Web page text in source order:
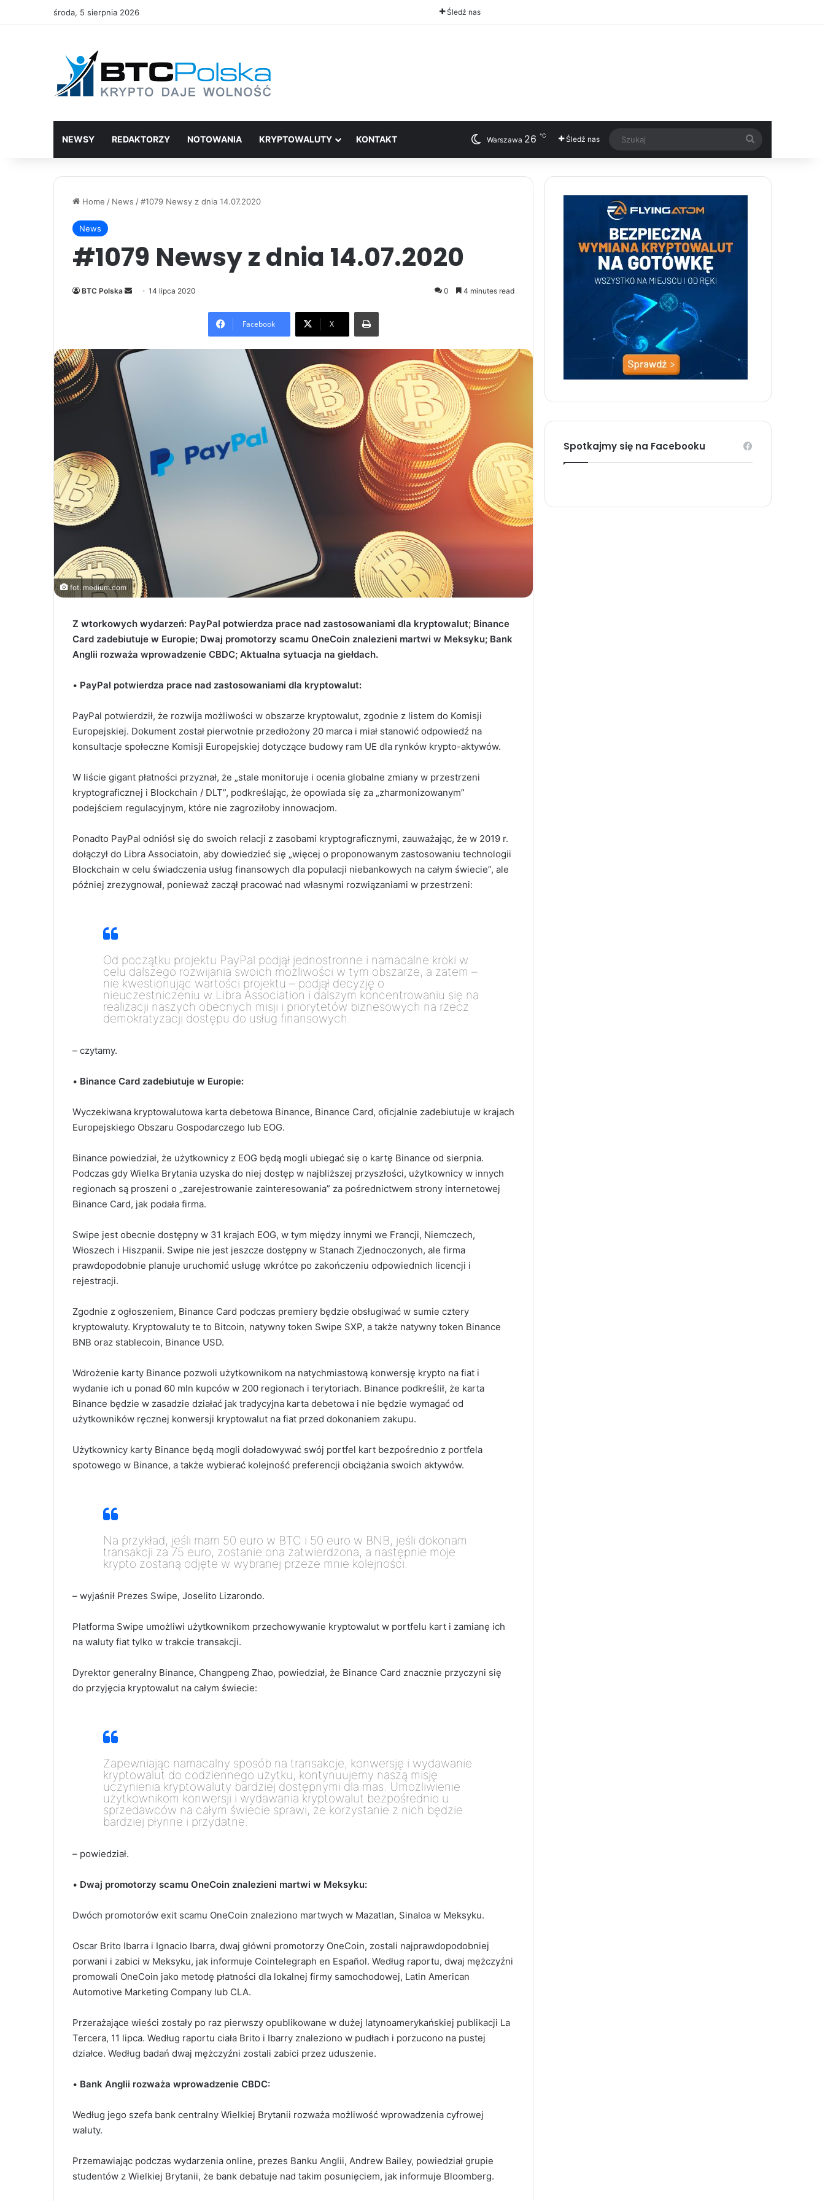
środa, 5 sierpnia 2026 Śledź nas
NEWSY REDAKTORZY NOTOWANIA KRYPTOWALUTY KONTAKT Warszawa 26 ℃ Śledź nas
Home / News /#1079 Newsy z dnia 14.07.2020
News
#1079 Newsy z dnia 14.07.2020
BTC Polska
Send14 lipca 2020 0 4 minutes read
Facebook X
Print
fot. medium.com
Z wtorkowych wydarzeń: PayPal potwierdza prace nad zastosowaniami dla kryptowalut; Binance
Card zadebiutuje w Europie; Dwaj promotorzy scamu OneCoin znalezieni martwi w Meksyku; Bank
Anglii rozważa wprowadzenie CBDC; Aktualna sytuacja na giełdach.
• PayPal potwierdza prace nad zastosowaniami dla kryptowalut:
PayPal potwierdził, że rozwija możliwości w obszarze kryptowalut, zgodnie z listem do Komisji
Europejskiej. Dokument został pierwotnie przedłożony 20 marca i miał stanowić odpowiedź na
konsultacje społeczne Komisji Europejskiej dotyczące budowy ram UE dla rynków krypto-aktywów.
W liście gigant płatności przyznał, że „stale monitoruje i ocenia globalne zmiany w przestrzeni
kryptograficznej i Blockchain / DLT”, podkreślając, że opowiada się za „zharmonizowanym”
podejściem regulacyjnym, które nie zagroziłoby innowacjom.
Ponadto PayPal odniósł się do swoich relacji z zasobami kryptograficznymi, zauważając, że w 2019 r.
dołączył do Libra Associatoin, aby dowiedzieć się „więcej o proponowanym zastosowaniu technologii
Blockchain w celu świadczenia usług finansowych dla populacji niebankowych na całym świecie”, ale
później zrezygnował, ponieważ zaczął pracować nad własnymi rozwiązaniami w przestrzeni:
Od początku projektu PayPal podjął jednostronne i namacalne kroki w
celu dalszego rozwijania swoich możliwości w tym obszarze, a zatem –
nie kwestionując wartości projektu – podjął decyzję o
nieuczestniczeniu w Libra Association i dalszym koncentrowaniu się na
realizacji naszych obecnych misji i priorytetów biznesowych na rzecz
demokratyzacji dostępu do usług finansowych.
– czytamy.
• Binance Card zadebiutuje w Europie:
Wyczekiwana kryptowalutowa karta debetowa Binance, Binance Card, oficjalnie zadebiutuje w krajach
Europejskiego Obszaru Gospodarczego lub EOG.
Binance powiedział, że użytkownicy z EOG będą mogli ubiegać się o kartę Binance od sierpnia.
Podczas gdy Wielka Brytania uzyska do niej dostęp w najbliższej przyszłości, użytkownicy w innych
regionach są proszeni o „zarejestrowanie zainteresowania” za pośrednictwem strony internetowej
Binance Card, jak podała firma.
Swipe jest obecnie dostępny w 31 krajach EOG, w tym między innymi we Francji, Niemczech,
Włoszech i Hiszpanii. Swipe nie jest jeszcze dostępny w Stanach Zjednoczonych, ale firma
prawdopodobnie planuje uruchomić usługę wkrótce po zakończeniu odpowiednich licencji i
rejestracji.
Zgodnie z ogłoszeniem, Binance Card podczas premiery będzie obsługiwać w sumie cztery
kryptowaluty. Kryptowaluty te to Bitcoin, natywny token Swipe SXP, a także natywny token Binance
BNB oraz stablecoin, Binance USD.
Wdrożenie karty Binance pozwoli użytkownikom na natychmiastową konwersję krypto na fiat i
wydanie ich u ponad 60 mln kupców w 200 regionach i terytoriach. Binance podkreślił, że karta
Binance będzie w zasadzie działać jak tradycyjna karta debetowa i nie będzie wymagać od
użytkowników ręcznej konwersji kryptowalut na fiat przed dokonaniem zakupu.
Użytkownicy karty Binance będą mogli doładowywać swój portfel kart bezpośrednio z portfela
spotowego w Binance, a także wybierać kolejność preferencji obciążania swoich aktywów.
Na przykład, jeśli mam 50 euro w BTC i 50 euro w BNB, jeśli dokonam
transakcji za 75 euro, zostanie ona zatwierdzona, a następnie moje
krypto zostaną odjęte w wybranej przeze mnie kolejności.
– wyjaśnił Prezes Swipe, Joselito Lizarondo.
Platforma Swipe umożliwi użytkownikom przechowywanie kryptowalut w portfelu kart i zamianę ich
na waluty fiat tylko w trakcie transakcji.
Dyrektor generalny Binance, Changpeng Zhao, powiedział, że Binance Card znacznie przyczyni się
do przyjęcia kryptowalut na całym świecie:
Zapewniając namacalny sposób na transakcje, konwersję i wydawanie
kryptowalut do codziennego użytku, kontynuujemy naszą misję
uczynienia kryptowaluty bardziej dostępnymi dla mas. Umożliwienie
użytkownikom konwersji i wydawania kryptowalut bezpośrednio u
sprzedawców na całym świecie sprawi, że korzystanie z nich będzie
bardziej płynne i przydatne.
– powiedział.
• Dwaj promotorzy scamu OneCoin znalezieni martwi w Meksyku:
Dwóch promotorów exit scamu OneCoin znaleziono martwych w Mazatlan, Sinaloa w Meksyku.
Oscar Brito Ibarra i Ignacio Ibarra, dwaj główni promotorzy OneCoin, zostali najprawdopodobniej
porwani i zabici w Meksyku, jak informuje Cointelegraph en Español. Według raportu, dwaj mężczyźni
promowali OneCoin jako metodę płatności dla lokalnej firmy samochodowej, Latin American
Automotive Marketing Company lub CLA.
Przerażające wieści zostały po raz pierwszy opublikowane w dużej latynoamerykańskiej publikacji La
Tercera, 11 lipca. Według raportu ciała Brito i Ibarry znaleziono w pudłach i porzucono na pustej
działce. Według badań dwaj mężczyźni zostali zabici przez uduszenie.
• Bank Anglii rozważa wprowadzenie CBDC:
Według jego szefa bank centralny Wielkiej Brytanii rozważa możliwość wprowadzenia cyfrowej
waluty.
Przemawiając podczas wydarzenia online, prezes Banku Anglii, Andrew Bailey, powiedział grupie
studentów z Wielkiej Brytanii, że bank debatuje nad takim posunięciem, jak informuje Bloomberg.
Spotkajmy się na Facebooku